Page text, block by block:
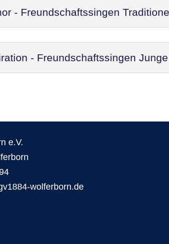
- Freundschaftssingen
- Freundschaftssingen
e.V.
wolferborn.de